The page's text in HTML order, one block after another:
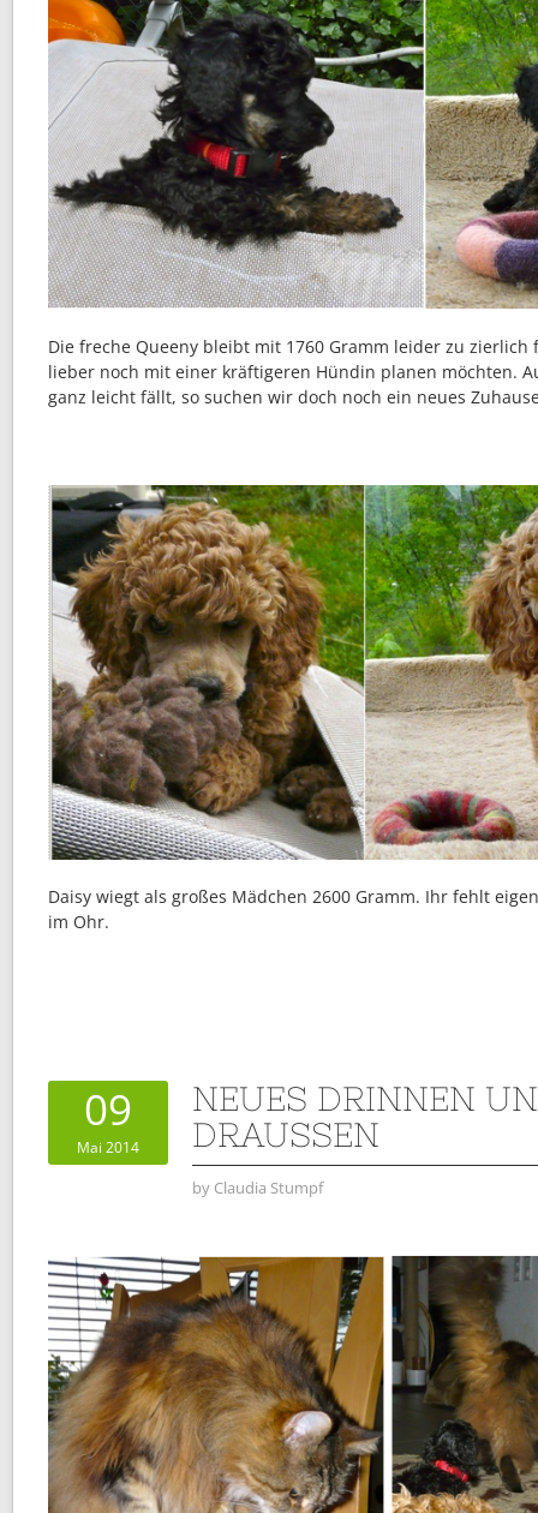
Die freche Queeny bleibt mit 1760 Gramm leider zu
lieber noch mit einer kräftigeren Hündin planen möchten.
ganz leicht fällt, so suchen wir doch noch ein neues
Daisy wiegt als großes Mädchen 2600 Gramm. Ihr fehlt
im Ohr.
09
Mai 2014
NEUES DRINNEN
DRAUSSEN
by Claudia Stumpf